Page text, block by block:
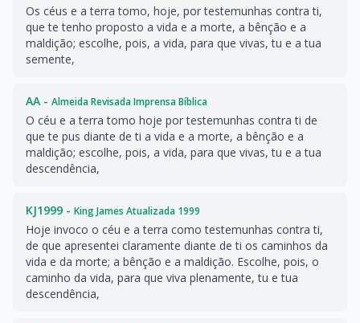
Os céus e a terra tomo, hoje, por testemunhas contra ti,
que te tenho proposto a vida e a morte, a bênção e a
maldição; escolhe, pois, a vida, para que vivas, tu e a tua
semente,
AA - Almeida Revisada Imprensa Bíblica
O céu e a terra tomo hoje por testemunhas contra ti de
que te pus diante de ti a vida e a morte, a bênção e a
maldição; escolhe, pois, a vida, para que vivas, tu e a tua
descendência,
KJ1999 - King James Atualizada 1999
Hoje invoco o céu e a terra como testemunhas contra ti,
de que apresentei claramente diante de ti os caminhos da
vida e da morte; a bênção e a maldição. Escolhe, pois, o
caminho da vida, para que viva plenamente, tu e tua
descendência,